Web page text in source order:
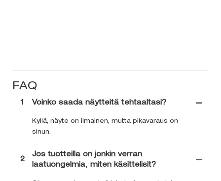
FAQ
1 Voinko saada näytteitä tehtaaltasi?
Kyllä, näyte on ilmainen, mutta pikavaraus on
sinun.
2
Jos tuotteilla on jonkin verran
laatuongelmia, miten käsittelisit?